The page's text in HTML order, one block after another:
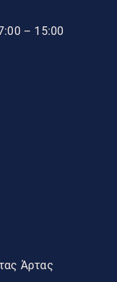
– 15:00
Άρτας